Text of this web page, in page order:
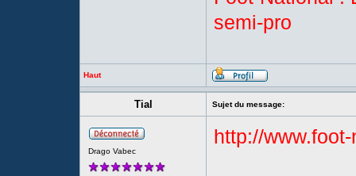
semi-pro
Haut
Tial Sujet du message:
Drago Vabec
http://